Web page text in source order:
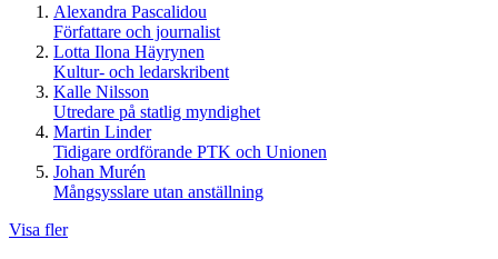
Alexandra Pascalidou
Författare och journalist
Lotta Ilona Häyrynen
Kultur- och ledarskribent
Kalle Nilsson
Utredare på statlig myndighet
Martin Linder
Tidigare ordförande PTK och Unionen
Johan Murén
Mångsysslare utan anställning
Visa fler